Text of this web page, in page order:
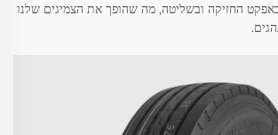
החזיקה ובשליטה, מה שהופך את הצמיגים שלנו